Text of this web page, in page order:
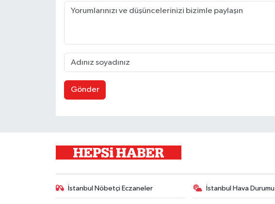
Gönder
İstanbul Nöbetçi Eczaneler İstanbul Hava Durumu